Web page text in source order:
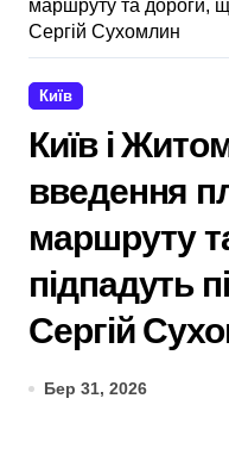
маршруту та дороги,
Сергій Сухомлин
Київ
Київ і
введення
маршруту
підпадуть
Сергій
Бер 31, 2026